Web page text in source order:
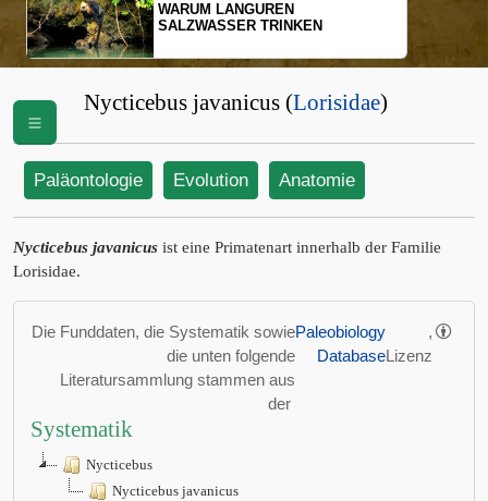
WARUM LANGUREN
SALZWASSER TRINKEN
Nycticebus javanicus (Lorisidae)
Paläontologie Evolution Anatomie
Nycticebus javanicus ist eine Primatenart innerhalb der Familie
Lorisidae.
Die Funddaten, die Systematik sowie
die unten folgende
Literatursammlung stammen aus
der
Paleobiology
Database
,
Lizenz
Systematik
Nycticebus
Nycticebus javanicus